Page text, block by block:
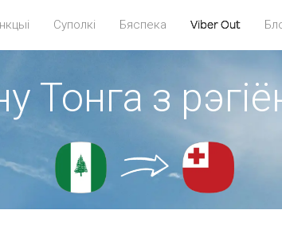
Суполкі Бяспека Viber Out
Тонга з